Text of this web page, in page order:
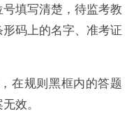
填写清楚，待监考教
码上的名字、准考证
在规则黑框内的答题
效。